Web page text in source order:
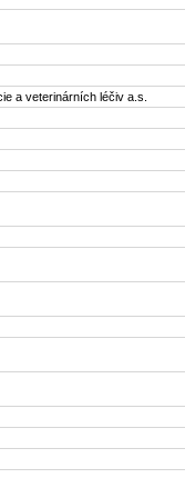
a veterinárních léčiv a.s.